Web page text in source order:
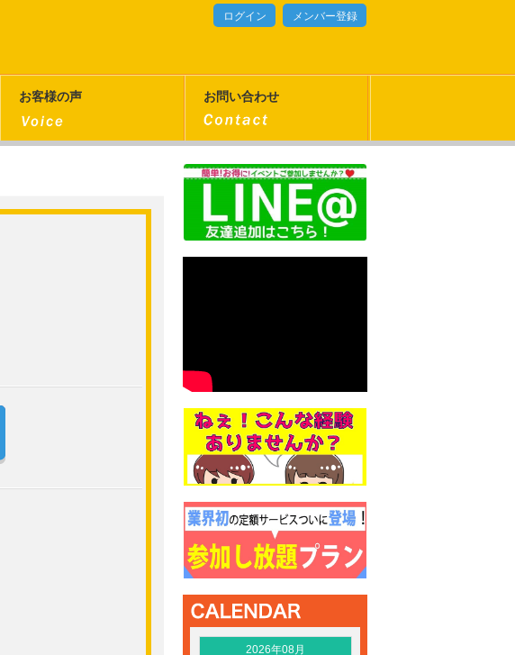
ログイン メンバー登録
お客様の声 お問い合わせ
2026年08月